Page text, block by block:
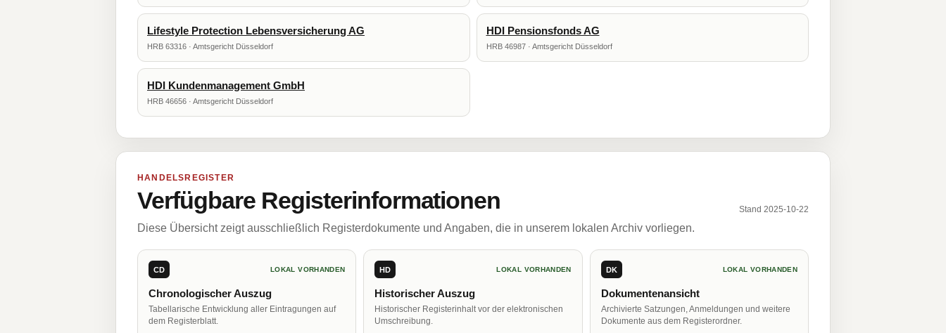
Lifestyle Protection Lebensversicherung AG
HRB 63316 · Amtsgericht Düsseldorf
HDI Pensionsfonds AG
HRB 46987 · Amtsgericht Düsseldorf
HDI Kundenmanagement GmbH
HRB 46656 · Amtsgericht Düsseldorf
HANDELSREGISTER
Verfügbare Registerinformationen Stand 2025-10-22
Diese Übersicht zeigt ausschließlich Registerdokumente und Angaben, die in unserem lokalen Archiv vorliegen.
CD LOKAL VORHANDEN
Chronologischer Auszug
Tabellarische Entwicklung aller Eintragungen auf
dem Registerblatt.
HD LOKAL VORHANDEN
Historischer Auszug
Historischer Registerinhalt vor der elektronischen
Umschreibung.
DK LOKAL VORHANDEN
Dokumentenansicht
Archivierte Satzungen, Anmeldungen und weitere
Dokumente aus dem Registerordner.